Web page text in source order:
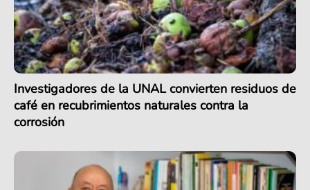
Investigadores de la UNAL convierten residuos de
café en recubrimientos naturales contra la
corrosión